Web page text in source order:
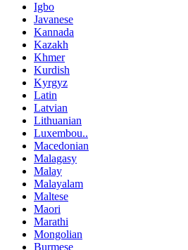
Igbo
Javanese
Kannada
Kazakh
Khmer
Kurdish
Kyrgyz
Latin
Latvian
Lithuanian
Luxembou..
Macedonian
Malagasy
Malay
Malayalam
Maltese
Maori
Marathi
Mongolian
Burmese